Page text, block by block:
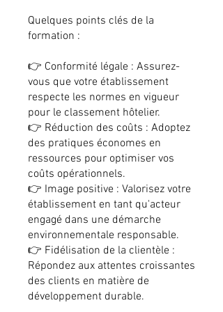
Quelques points clés de la
formation :
👉 Conformité légale : Assurez-
vous que votre établissement
respecte les normes en vigueur
pour le classement hôtelier.
👉 Réduction des coûts : Adoptez
des pratiques économes en
ressources pour optimiser vos
coûts opérationnels.
👉 Image positive : Valorisez votre
établissement en tant qu'acteur
engagé dans une démarche
environnementale responsable.
👉 Fidélisation de la clientèle :
Répondez aux attentes croissantes
des clients en matière de
développement durable.